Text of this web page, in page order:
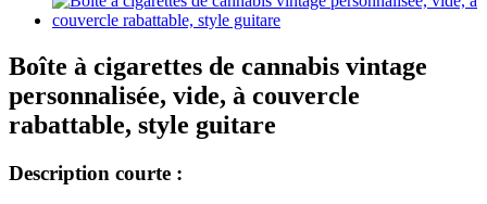
Boîte à cigarettes de cannabis vintage
personnalisée, vide, à couvercle
rabattable, style guitare
Description courte :